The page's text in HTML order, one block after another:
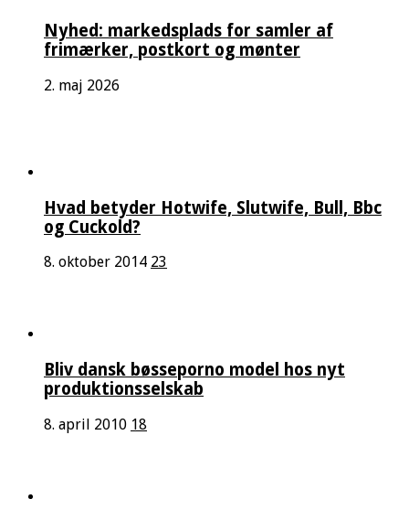
Nyhed: markedsplads for samler af
frimærker, postkort og mønter
2. maj 2026
Hvad betyder Hotwife, Slutwife, Bull, Bbc
og Cuckold?
8. oktober 2014 23
Bliv dansk bøsseporno model hos nyt
produktionsselskab
8. april 2010 18